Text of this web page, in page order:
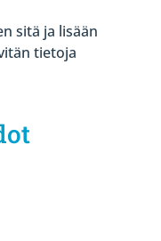
sitä ja lisään
tietoja